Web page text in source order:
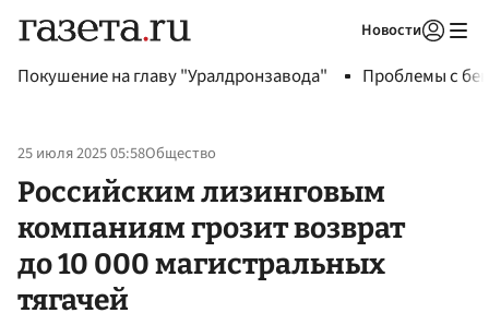
Новости
Покушение на главу "Уралдронзавода" Проблемы с
25 июля 2025 05:58Общество
Российским лизинговым
компаниям грозит возврат
до 10 000 магистральных
тягачей